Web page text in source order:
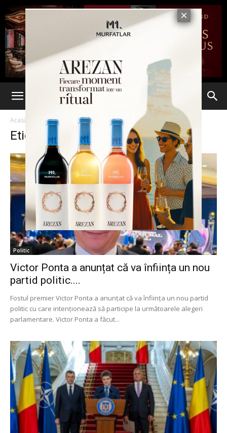
Acasă Etichete Partid
Etichetă: partid
Politic
Victor Ponta a anunțat că va înființa un nou
partid politic....
Fostul premier Victor Ponta a anunțat că va înființa un nou partid
politic cu care intenționează să participe la următoarele alegeri
parlamentare. Victor Ponta a făcut...